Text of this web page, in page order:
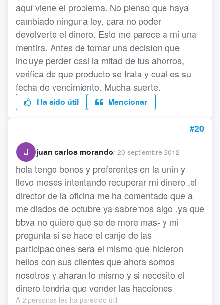
aquí viene el problema. No pienso que haya
cambiado ninguna ley, para no poder
devolverte el dinero. Esto me parece a mi una
mentira. Antes de tomar una decisíon que
incluye perder casi la mitad de tus ahorros,
verifica de que producto se trata y cual es su
fecha de vencimiento. Mucha suerte.
Ha sido útil Mencionar
#20
J
juan carlos morando/ 20 septiembre 2012
hola tengo bonos y preferentes en la unin y
llevo meses intentando recuperar mi dinero .el
director de la oficina me ha comentado que a
me diados de octubre ya sabremos algo .ya que
bbva no quiere que se de more mas- y mi
pregunta si se hace el canje de las
participaciones sera el mismo que hicieron
hellos con sus clientes que ahora somos
nosotros y aharan lo mismo y si necesito el
dinero tendria que vender las hacciones
A 2 personas les ha parecido útil